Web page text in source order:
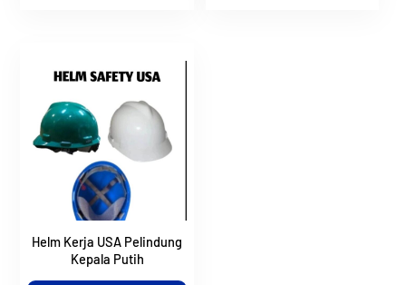
Helm Kerja USA Pelindung
Kepala Putih